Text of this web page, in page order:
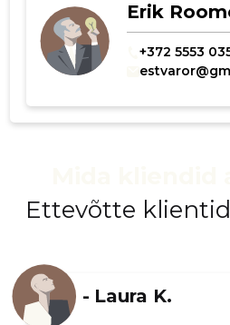
Erik
+372 5553
Ettevõtte
- Laura K.